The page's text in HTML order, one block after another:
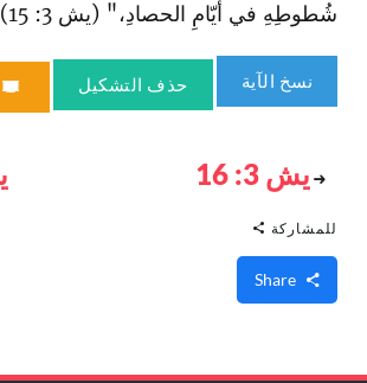
شُطوطِهِ في أيّامِ الحصادِ‌،" (يش 3: 15).
نسخ الآية حذف التشكيل
يش 3: 16
للمشاركة